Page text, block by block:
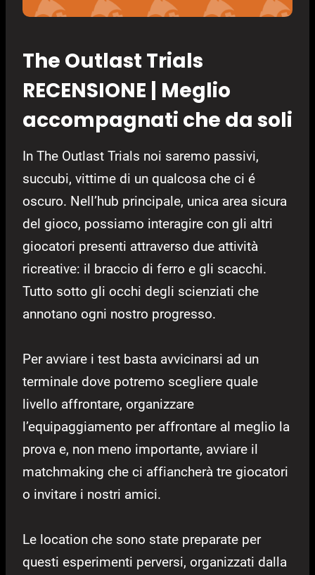
The Outlast Trials
RECENSIONE | Meglio
accompagnati che da soli
In The Outlast Trials noi saremo passivi,
succubi, vittime di un qualcosa che ci é
oscuro. Nell’hub principale, unica area sicura
del gioco, possiamo interagire con gli altri
giocatori presenti attraverso due attività
ricreative: il braccio di ferro e gli scacchi.
Tutto sotto gli occhi degli scienziati che
annotano ogni nostro progresso.
Per avviare i test basta avvicinarsi ad un
terminale dove potremo scegliere quale
livello affrontare, organizzare
l’equipaggiamento per affrontare al meglio la
prova e, non meno importante, avviare il
matchmaking che ci affiancherà tre giocatori
o invitare i nostri amici.
Le location che sono state preparate per
questi esperimenti perversi, organizzati dalla